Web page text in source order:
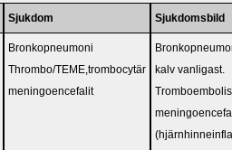
Sjukdom Sjukdomsbild
Bronkopneumoni
Thrombo/TEME,trombocytär
meningoencefalit
kalv vanligast.